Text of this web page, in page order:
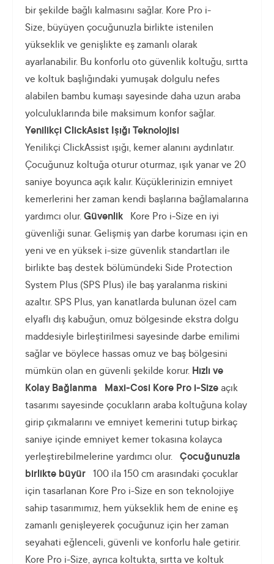
bir şekilde bağlı kalmasını sağlar. Kore Pro i-
Size, büyüyen çocuğunuzla birlikte istenilen
yükseklik ve genişlikte eş zamanlı olarak
ayarlanabilir. Bu konforlu oto güvenlik koltuğu, sırtta
ve koltuk başlığındaki yumuşak dolgulu nefes
alabilen bambu kumaşı sayesinde daha uzun araba
yolculuklarında bile maksimum konfor sağlar.
Yenilikçi ClickAsist Işığı Teknolojisi
Yenilikçi ClickAssist ışığı, kemer alanını aydınlatır.
Çocuğunuz koltuğa oturur oturmaz, ışık yanar ve 20
saniye boyunca açık kalır. Küçüklerinizin emniyet
kemerlerini her zaman kendi başlarına bağlamalarına
yardımcı olur. Güvenlik Kore Pro i-Size en iyi
güvenliği sunar. Gelişmiş yan darbe koruması için en
yeni ve en yüksek i-size güvenlik standartları ile
birlikte baş destek bölümündeki Side Protection
System Plus (SPS Plus) ile baş yaralanma riskini
azaltır. SPS Plus, yan kanatlarda bulunan özel cam
elyaflı dış kabuğun, omuz bölgesinde ekstra dolgu
maddesiyle birleştirilmesi sayesinde darbe emilimi
sağlar ve böylece hassas omuz ve baş bölgesini
mümkün olan en güvenli şekilde korur. Hızlı ve
Kolay Bağlanma
Maxi-Cosi Kore Pro i-Size açık
tasarımı sayesinde çocukların araba koltuğuna kolay
girip çıkmalarını ve emniyet kemerini tutup birkaç
saniye içinde emniyet kemer tokasına kolayca
yerleştirebilmelerine yardımcı olur. Çocuğunuzla
birlikte büyür 100 ila 150 cm arasındaki çocuklar
için tasarlanan Kore Pro i-Size en son teknolojiye
sahip tasarımımız, hem yükseklik hem de enine eş
zamanlı genişleyerek çocuğunuz için her zaman
seyahati eğlenceli, güvenli ve konforlu hale getirir.
Kore Pro i-Size, ayrıca koltukta, sırtta ve koltuk